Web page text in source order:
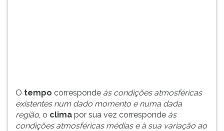
menu
principal
pressione
O tempo corresponde às condições atmosféricas
existentes num dado momento e numa dada
região, o clima por sua vez corresponde às
condições atmosféricas médias e à sua variação ao